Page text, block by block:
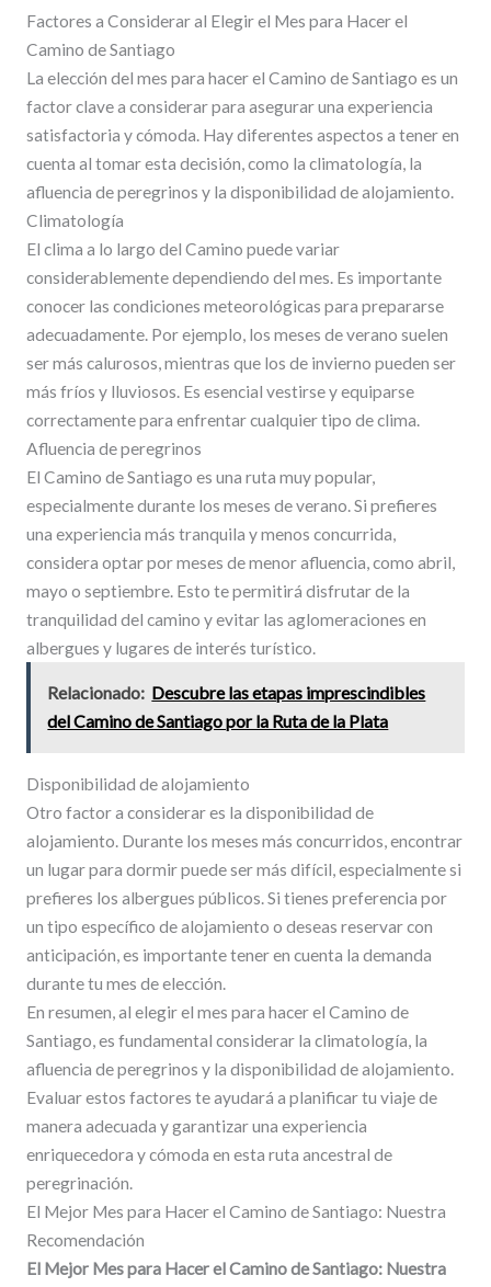
Factores a Considerar al Elegir el Mes para Hacer el
Camino de Santiago
La elección del mes para hacer el Camino de Santiago es un
factor clave a considerar para asegurar una experiencia
satisfactoria y cómoda. Hay diferentes aspectos a tener en
cuenta al tomar esta decisión, como la climatología, la
afluencia de peregrinos y la disponibilidad de alojamiento.
Climatología
El clima a lo largo del Camino puede variar
considerablemente dependiendo del mes. Es importante
conocer las condiciones meteorológicas para prepararse
adecuadamente. Por ejemplo, los meses de verano suelen
ser más calurosos, mientras que los de invierno pueden ser
más fríos y lluviosos. Es esencial vestirse y equiparse
correctamente para enfrentar cualquier tipo de clima.
Afluencia de peregrinos
El Camino de Santiago es una ruta muy popular,
especialmente durante los meses de verano. Si prefieres
una experiencia más tranquila y menos concurrida,
considera optar por meses de menor afluencia, como abril,
mayo o septiembre. Esto te permitirá disfrutar de la
tranquilidad del camino y evitar las aglomeraciones en
albergues y lugares de interés turístico.
Relacionado: Descubre las etapas imprescindibles
del Camino de Santiago por la Ruta de la Plata
Disponibilidad de alojamiento
Otro factor a considerar es la disponibilidad de
alojamiento. Durante los meses más concurridos, encontrar
un lugar para dormir puede ser más difícil, especialmente si
prefieres los albergues públicos. Si tienes preferencia por
un tipo específico de alojamiento o deseas reservar con
anticipación, es importante tener en cuenta la demanda
durante tu mes de elección.
En resumen, al elegir el mes para hacer el Camino de
Santiago, es fundamental considerar la climatología, la
afluencia de peregrinos y la disponibilidad de alojamiento.
Evaluar estos factores te ayudará a planificar tu viaje de
manera adecuada y garantizar una experiencia
enriquecedora y cómoda en esta ruta ancestral de
peregrinación.
El Mejor Mes para Hacer el Camino de Santiago: Nuestra
Recomendación
El Mejor Mes para Hacer el Camino de Santiago: Nuestra